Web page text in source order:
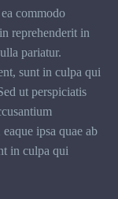
commodo
reprehenderit in
pariatur.
sunt in culpa qui
ut perspiciatis
ipsa quae ab
in culpa qui